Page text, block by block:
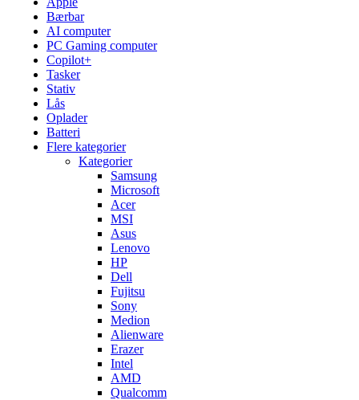
Bærbar
AI computer
PC Gaming computer
Copilot+
Tasker
Stativ
Lås
Oplader
Batteri
Flere kategorier
Kategorier
Samsung
Microsoft
Acer
MSI
Asus
Lenovo
HP
Dell
Fujitsu
Sony
Medion
Alienware
Erazer
Intel
AMD
Qualcomm